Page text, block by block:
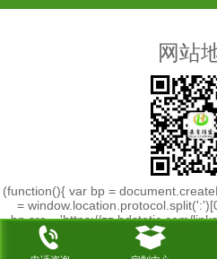
网站
(function(){ var bp =
=
bp.src = 'https://zz.bdstatic.com/
'http://